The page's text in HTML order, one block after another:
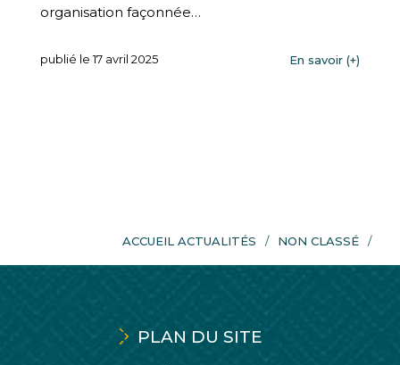
organisation façonnée…
publié le 17 avril 2025 En savoir (+)
ACCUEIL ACTUALITÉS NON CLASSÉ
PLAN DU SITE